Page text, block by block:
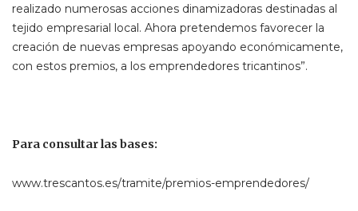
realizado numerosas acciones dinamizadoras destinadas al
tejido empresarial local. Ahora pretendemos favorecer la
creación de nuevas empresas apoyando económicamente,
con estos premios, a los emprendedores tricantinos”.
Para consultar las bases:
www.trescantos.es/tramite/premios-emprendedores/